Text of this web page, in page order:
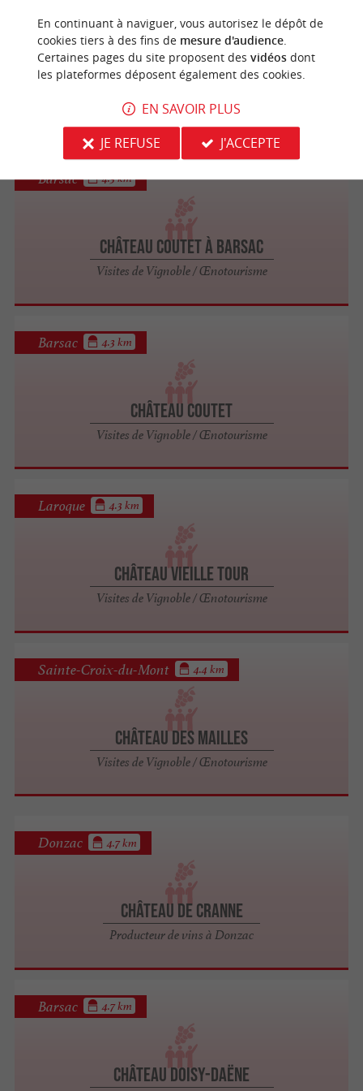
Château Broustet
Château Coutet à Barsac
Visites de Vignoble / Œnotourisme
Barsac 4.3 km
Château Coutet
Visites de Vignoble / Œnotourisme
Barsac 4.3 km
Château Vieille Tour
Visites de Vignoble / Œnotourisme
Laroque 4.3 km
Château des Mailles
Visites de Vignoble / Œnotourisme
Sainte-Croix-du-Mont 4.4 km
Château de Cranne
Producteur de vins à Donzac
Donzac 4.7 km
Château Doisy-Daëne
Barsac 4.7 km
En continuant à naviguer, vous autorisez le dépôt de
cookies tiers à des fins de mesure d'audience.
Certaines pages du site proposent des vidéosdont
les plateformes déposent également des cookies.
EN SAVOIR PLUS
JE REFUSE
J'ACCEPTE